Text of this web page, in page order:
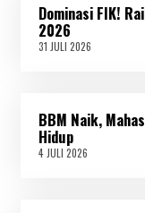
Dominasi FIK!
2026
31 JULI 2026
I
BBM Naik,
Hidup
4 JULI 2026